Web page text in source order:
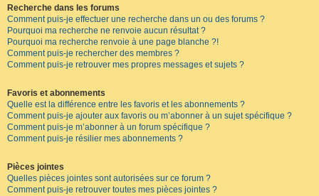
Recherche dans les forums
Comment puis-je effectuer une recherche dans un ou des forums ?
Pourquoi ma recherche ne renvoie aucun résultat ?
Pourquoi ma recherche renvoie à une page blanche ?!
Comment puis-je rechercher des membres ?
Comment puis-je retrouver mes propres messages et sujets ?
Favoris et abonnements
Quelle est la différence entre les favoris et les abonnements ?
Comment puis-je ajouter aux favoris ou m’abonner à un sujet spécifique ?
Comment puis-je m’abonner à un forum spécifique ?
Comment puis-je résilier mes abonnements ?
Pièces jointes
Quelles pièces jointes sont autorisées sur ce forum ?
Comment puis-je retrouver toutes mes pièces jointes ?